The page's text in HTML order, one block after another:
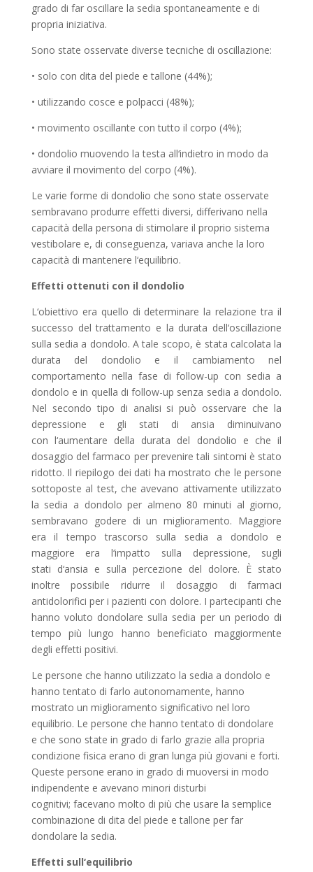
grado di far oscillare la sedia spontaneamente e di
propria iniziativa.
Sono state osservate diverse tecniche di oscillazione:
• solo con dita del piede e tallone (44%);
• utilizzando cosce e polpacci (48%);
• movimento oscillante con tutto il corpo (4%);
• dondolio muovendo la testa all‘indietro in modo da
avviare il movimento del corpo (4%).
Le varie forme di dondolio che sono state osservate
sembravano produrre effetti diversi, differivano nella
capacità della persona di stimolare il proprio sistema
vestibolare e, di conseguenza, variava anche la loro
capacità di mantenere l‘equilibrio.
Effetti ottenuti con il dondolio
L‘obiettivo era quello di determinare la relazione tra il
successo del trattamento e la durata dell‘oscillazione
sulla sedia a dondolo. A tale scopo, è stata calcolata la
durata del dondolio e il cambiamento nel
comportamento nella fase di follow-up con sedia a
dondolo e in quella di follow-up senza sedia a dondolo.
Nel secondo tipo di analisi si può osservare che la
depressione e gli stati di ansia diminuivano
con l‘aumentare della durata del dondolio e che il
dosaggio del farmaco per prevenire tali sintomi è stato
ridotto. Il riepilogo dei dati ha mostrato che le persone
sottoposte al test, che avevano attivamente utilizzato
la sedia a dondolo per almeno 80 minuti al giorno,
sembravano godere di un miglioramento. Maggiore
era il tempo trascorso sulla sedia a dondolo e
maggiore era l‘impatto sulla depressione, sugli
stati d‘ansia e sulla percezione del dolore. È stato
inoltre possibile ridurre il dosaggio di farmaci
antidolorifici per i pazienti con dolore. I partecipanti che
hanno voluto dondolare sulla sedia per un periodo di
tempo più lungo hanno beneficiato maggiormente
degli effetti positivi.
Le persone che hanno utilizzato la sedia a dondolo e
hanno tentato di farlo autonomamente, hanno
mostrato un miglioramento significativo nel loro
equilibrio. Le persone che hanno tentato di dondolare
e che sono state in grado di farlo grazie alla propria
condizione fisica erano di gran lunga più giovani e forti.
Queste persone erano in grado di muoversi in modo
indipendente e avevano minori disturbi
cognitivi; facevano molto di più che usare la semplice
combinazione di dita del piede e tallone per far
dondolare la sedia.
Effetti sull‘equilibrio